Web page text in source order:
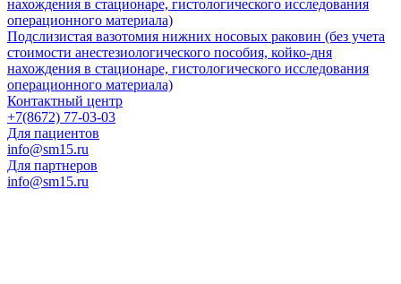
нахождения в стационаре, гистологического исследования
операционного материала)
Подслизистая вазотомия нижних носовых раковин (без учета
стоимости анестезиологического пособия, койко-дня
нахождения в стационаре, гистологического исследования
операционного материала)
Контактный центр
+7(8672) 77-03-03
Для пациентов
info@sm15.ru
Для партнеров
info@sm15.ru